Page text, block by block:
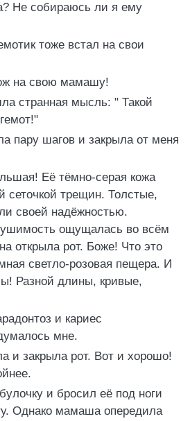
Не собираюсь ли я ему
тоже встал на свои
на свою мамашу!
странная мысль: " Такой
пару шагов и закрыла от меня
Её тёмно-серая кожа
сеточкой трещин. Толстые,
своей надёжностью.
ощущалась во всём
открыла рот. Боже! Что это
светло-розовая пещера. И
Разной длины, кривые,
и кариес
мне.
и закрыла рот. Вот и хорошо!
и бросил её под ноги
Однако мамаша опередила